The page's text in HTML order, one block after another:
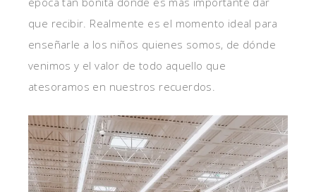
que recibir. Realmente es el momento ideal para
enseñarle a los niños quienes somos, de dónde
venimos y el valor de todo aquello que
atesoramos en nuestros recuerdos.